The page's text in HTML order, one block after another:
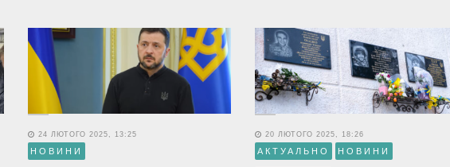
24 ЛЮТОГО 2025, 13:25
НОВИНИ
20 ЛЮТОГО 2025, 18:26
АКТУАЛЬНО НОВИНИ